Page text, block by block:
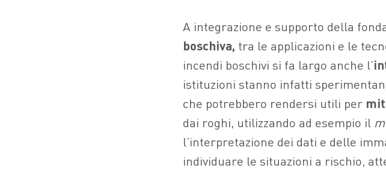
A integrazione e supporto della
boschiva, tra le applicazioni e le
incendi boschivi si fa largo anche l’
istituzioni stanno infatti
che potrebbero rendersi utili per
dai roghi, utilizzando ad esempio il
l’interpretazione dei dati e delle
individuare le situazioni a rischio,